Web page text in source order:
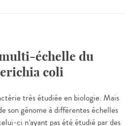
échelle du
coli
très étudiée en biologie. Mais
son génome à différentes échelles
ci n’ayant pas été étudié par des